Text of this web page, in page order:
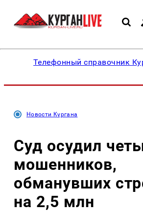
Телефонный справочник
Новости Кургана
Суд осудил
мошенников,
обманувших
на 2,5 млн